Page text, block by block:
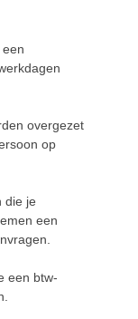
overgezet
op
die je
een
een btw-